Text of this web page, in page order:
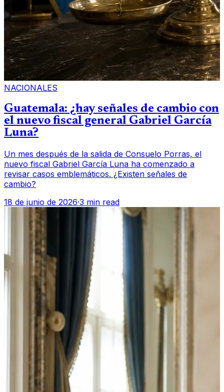
NACIONALES
Guatemala: ¿hay señales de cambio con
el nuevo fiscal general Gabriel García
Luna?
Un mes después de la salida de Consuelo Porras, el
nuevo fiscal Gabriel García Luna ha comenzado a
revisar casos emblemáticos. ¿Existen señales de
cambio?
18 de junio de 2026·3 min read